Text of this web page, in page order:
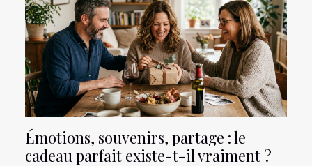
Émotions, souvenirs, partage : le
cadeau parfait existe-t-il vraiment ?